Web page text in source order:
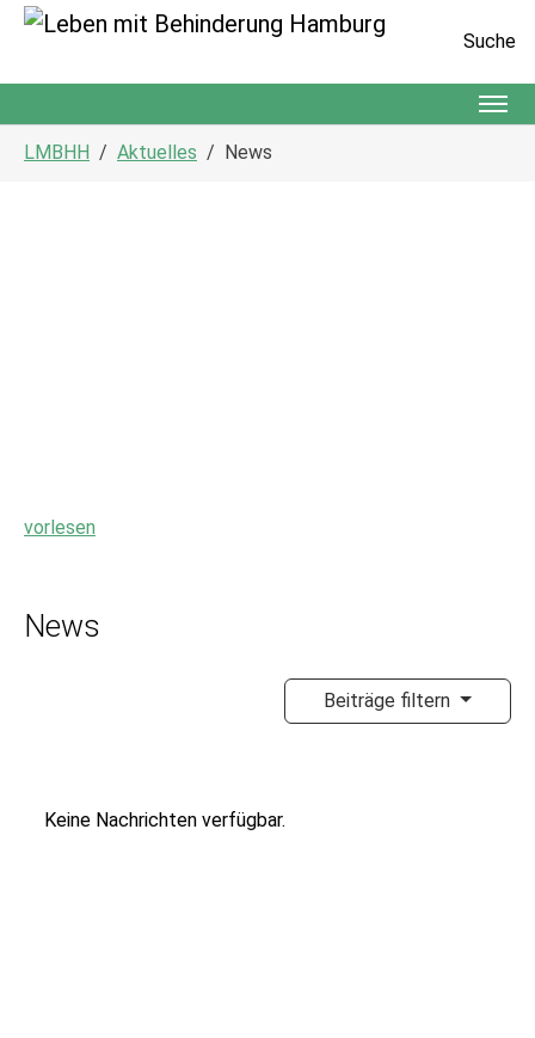
Suche
LMBHH Aktuelles News
vorlesen
News
Beiträge filtern
Keine Nachrichten verfügbar.